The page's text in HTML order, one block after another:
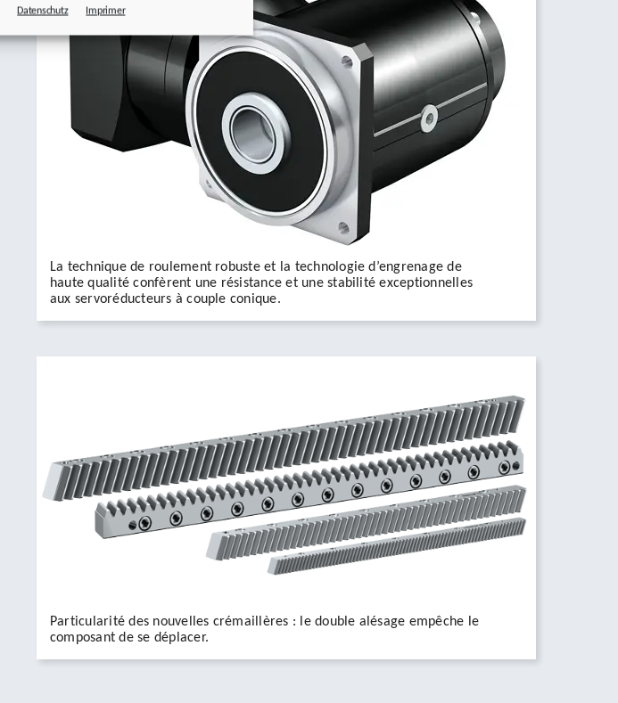
Datenschutz Imprimer
La technique de roulement robuste et la technologie d’engrenage de
haute qualité confèrent une résistance et une stabilité exceptionnelles
aux servoréducteurs à couple conique.
Particularité des nouvelles crémaillères : le double alésage empêche le
composant de se déplacer.